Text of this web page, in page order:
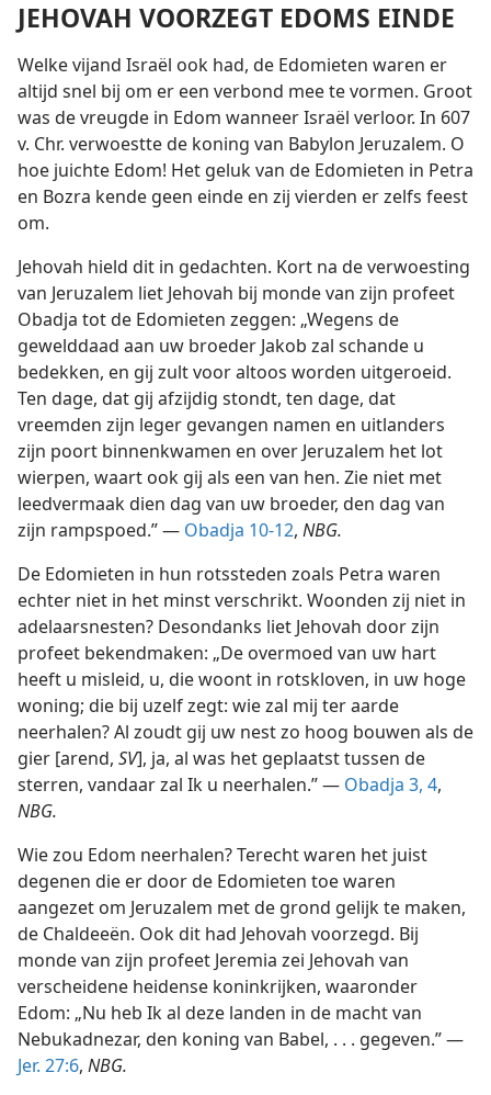
JEHOVAH VOORZEGT EDOMS EINDE
Welke vijand Israël ook had, de Edomieten waren er
altijd snel bij om er een verbond mee te vormen. Groot
was de vreugde in Edom wanneer Israël verloor. In 607
v. Chr. verwoestte de koning van Babylon Jeruzalem. O
hoe juichte Edom! Het geluk van de Edomieten in Petra
en Bozra kende geen einde en zij vierden er zelfs feest
om.
Jehovah hield dit in gedachten. Kort na de verwoesting
van Jeruzalem liet Jehovah bij monde van zijn profeet
Obadja tot de Edomieten zeggen: „Wegens de
gewelddaad aan uw broeder Jakob zal schande u
bedekken, en gij zult voor altoos worden uitgeroeid.
Ten dage, dat gij afzijdig stondt, ten dage, dat
vreemden zijn leger gevangen namen en uitlanders
zijn poort binnenkwamen en over Jeruzalem het lot
wierpen, waart ook gij als een van hen. Zie niet met
leedvermaak dien dag van uw broeder, den dag van
zijn rampspoed.” — Obadja 10-12, NBG.
De Edomieten in hun rotssteden zoals Petra waren
echter niet in het minst verschrikt. Woonden zij niet in
adelaarsnesten? Desondanks liet Jehovah door zijn
profeet bekendmaken: „De overmoed van uw hart
heeft u misleid, u, die woont in rotskloven, in uw hoge
woning; die bij uzelf zegt: wie zal mij ter aarde
neerhalen? Al zoudt gij uw nest zo hoog bouwen als de
gier [arend, SV], ja, al was het geplaatst tussen de
sterren, vandaar zal Ik u neerhalen.” — Obadja 3, 4,
NBG.
Wie zou Edom neerhalen? Terecht waren het juist
degenen die er door de Edomieten toe waren
aangezet om Jeruzalem met de grond gelijk te maken,
de Chaldeeën. Ook dit had Jehovah voorzegd. Bij
monde van zijn profeet Jeremia zei Jehovah van
verscheidene heidense koninkrijken, waaronder
Edom: „Nu heb Ik al deze landen in de macht van
Nebukadnezar, den koning van Babel, . . . gegeven.” —
Jer. 27:6, NBG.